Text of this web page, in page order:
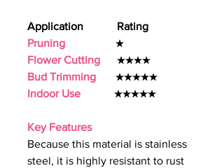
Application Rating
Pruning
★
Flower Cutting ★★★★
Bud Trimming ★★★★★
Indoor Use ★★★★★
Key Features
Because this material is stainless
steel, it is highly resistant to rust